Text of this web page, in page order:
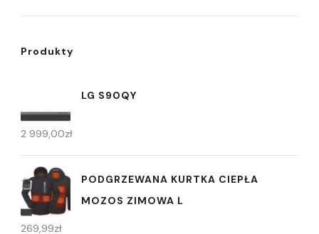
Produkty
LG S90QY
2 999,00zł
PODGRZEWANA KURTKA CIEPŁA
MOZOS ZIMOWA L
269,99zł